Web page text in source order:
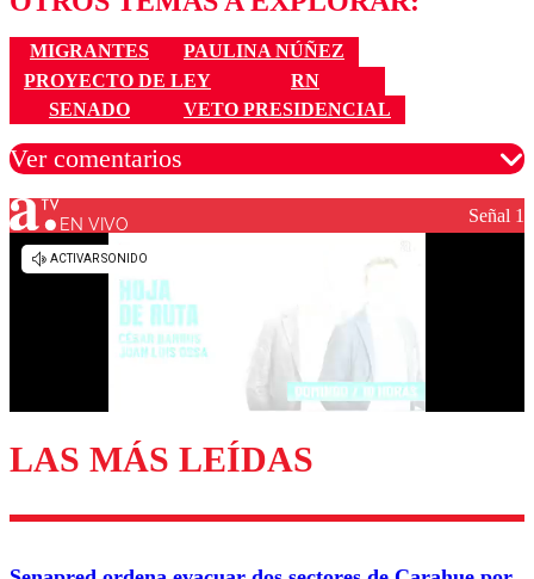
MIGRANTES
PAULINA NÚÑEZ
PROYECTO DE LEY
RN
SENADO
VETO PRESIDENCIAL
Ver comentarios
Los comentarios son moderados para garantizar un
Enviar comentario
EN VIVO Señal 1
LAS MÁS LEÍDAS